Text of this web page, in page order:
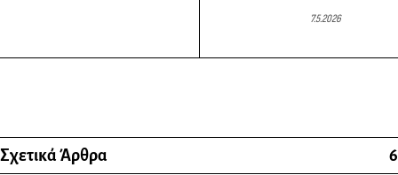
7.5.2026
Σχετικά Άρθρα 6